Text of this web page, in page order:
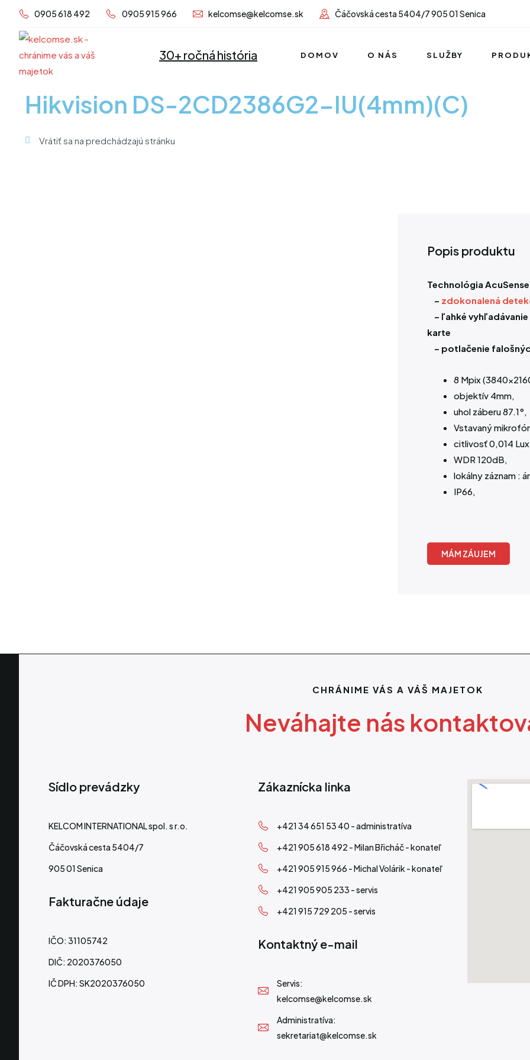
Preskočiť
obsah
0905 618 492 0905 915 966 kelcomse@kelcomse.sk Čáčovská cesta 5404/7 905 01 Senica
30+ ročná história DOMOV O NÁS SLUŽBY
Hikvision DS-2CD2386G2-IU(4mm)(C)
Vrátiť sa na predchádzajú stránku
Popis produktu
Technológia
– zdokonalená
– ľahké vyhľadávanie
karte
– potlačenie
8 Mpix
objektív 4mm,
uhol záberu 87.1°,
Vstavaný
citlivosť 0,014
WDR 120dB,
lokálny záznam :
IP66,
MÁM ZÁUJEM
CHRÁNIME VÁS A VÁŠ MAJETOK
Neváhajte nás
Sídlo prevádzky
KELCOM INTERNATIONAL spol. s r.o.
Čáčovská cesta 5404/7
905 01 Senica
Fakturačne údaje
IČO: 31105742
DIČ: 2020376050
IČ DPH: SK2020376050
Zákaznícka linka
+421 34 651 53 40 - administratíva
+421 905 618 492 - Milan Břicháč - konateľ
+421 905 915 966 - Michal Volárik - konateľ
+421 905 905 233 - servis
+421 915 729 205 - servis
Kontaktný e-mail
Servis:
kelcomse@kelcomse.sk
Administratíva:
sekretariat@kelcomse.sk